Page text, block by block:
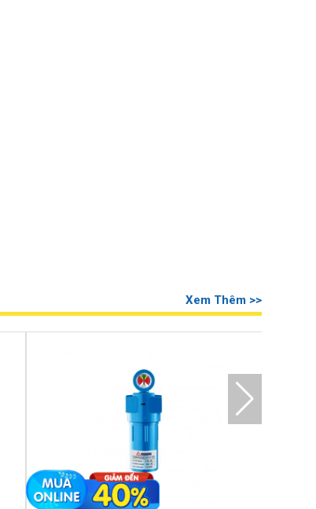
Xem Thêm >>